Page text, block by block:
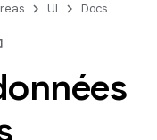
UI Docs